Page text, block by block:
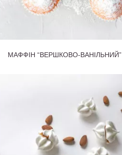
МАФФІН “ВЕРШКОВО-ВАНІЛЬНИЙ”